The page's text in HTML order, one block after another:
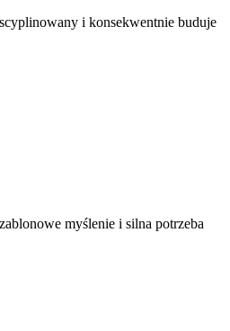
i konsekwentnie buduje
myślenie i silna potrzeba